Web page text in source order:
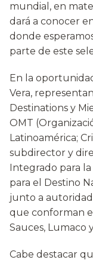
mundial, en
dará a conocer
donde
parte de este
En la
Vera,
Destinations y
OMT
Latinoamérica;
subdirector y
Integrado para
para el Destino
junto a
que conforman
Sauces, Lumaco
Cabe destacar